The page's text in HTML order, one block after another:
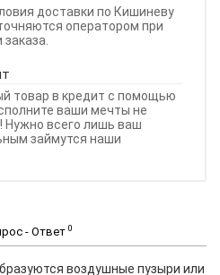
доставки по Кишиневу
оператором при
товар в кредит с помощью
ваши мечты не
Нужно всего лишь ваш
займутся наши
- Ответ 0
воздушные пузыри или